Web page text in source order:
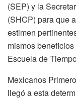
(SEP) y la
(SHCP) para que
estimen
mismos
Escuela de
Mexicanos
llegó a esta